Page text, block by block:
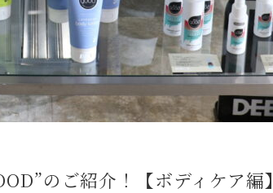
のご紹介！【ボディケア編】